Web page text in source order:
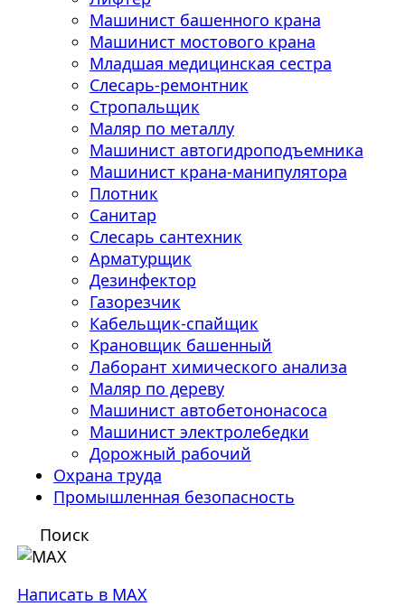
Машинист башенного крана
Машинист мостового крана
Младшая медицинская сестра
Слесарь-ремонтник
Стропальщик
Маляр по металлу
Машинист автогидроподъемника
Машинист крана-манипулятора
Плотник
Санитар
Слесарь сантехник
Арматурщик
Дезинфектор
Газорезчик
Кабельщик-спайщик
Крановщик башенный
Лаборант химического анализа
Маляр по дереву
Машинист автобетононасоса
Машинист электролебедки
Дорожный рабочий
Охрана труда
Промышленная безопасность
Поиск
Написать в MAX